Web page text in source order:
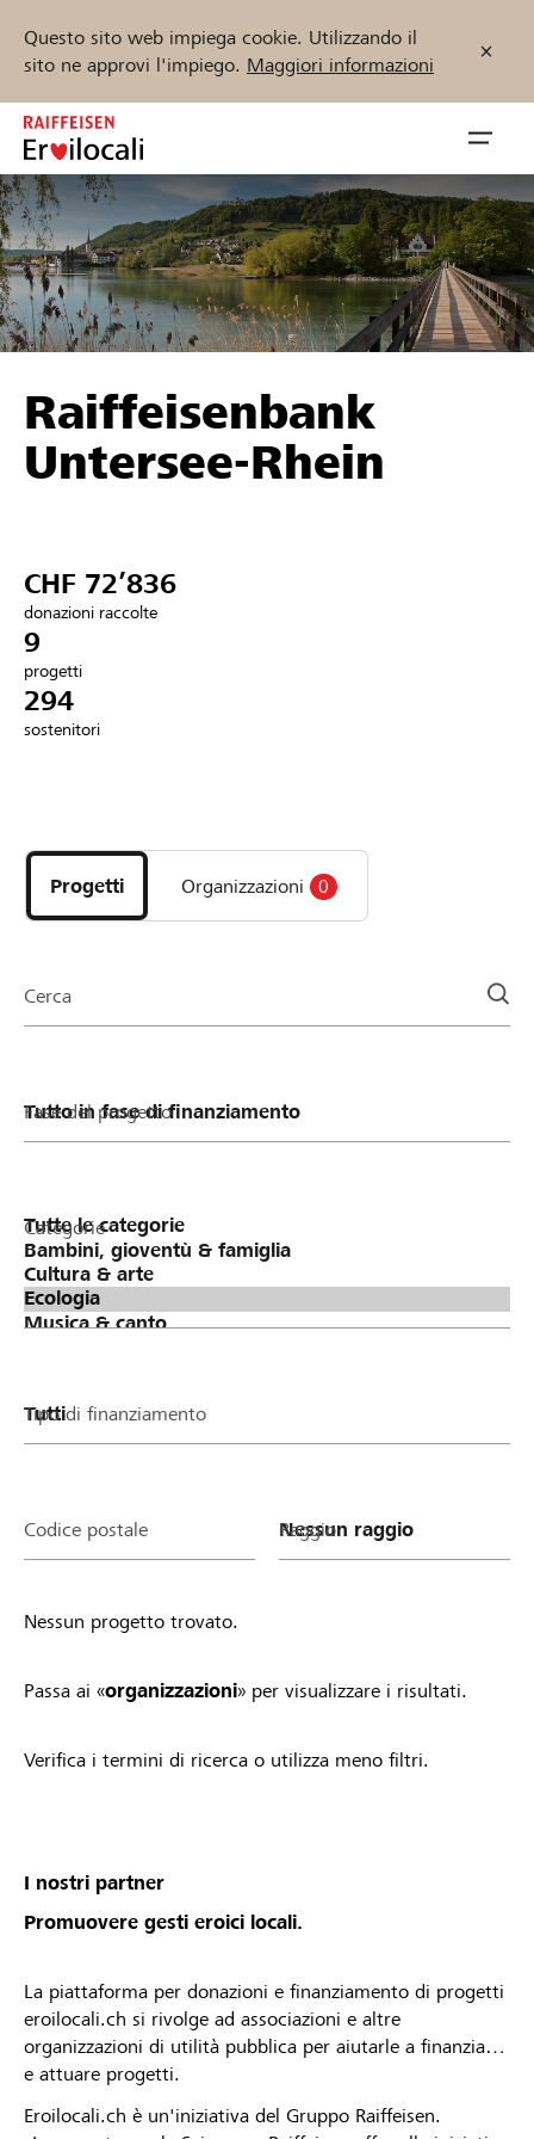
Questo sito web impiega cookie. Utilizzando il
sito ne approvi l'impiego. Maggiori informazioni
Zum
Inhalt
springen
öffnen
Sostenere
Aiuto & supporto
Collegarsi
Trova progetti e organizzazioni
Inizia ora
DE FR IT
Raiffeisenbank
Untersee-Rhein
CHF 72’836
donazioni raccolte
9
progetti
294
sostenitori
i
progetti
e
della
Progetti Organizzazioni 0
Cerca
Fase del progetto
Categorie
Tipo di finanziamento
Codice postale Raggio
Nessun progetto trovato.
Passa ai «organizzazioni» per visualizzare i risultati.
Verifica i termini di ricerca o utilizza meno filtri.
I nostri partner
Promuovere gesti eroici locali.
La piattaforma per donazioni e finanziamento di progetti
eroilocali.ch si rivolge ad associazioni e altre
organizzazioni di utilità pubblica per aiutarle a finanziare
e attuare progetti.
Eroilocali.ch è un'iniziativa del Gruppo Raiffeisen.